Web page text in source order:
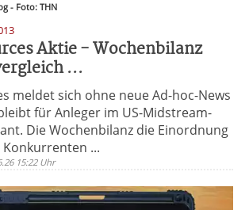
- Foto: THN
Aktie - Wochenbilanz
...
meldet sich ohne neue Ad-hoc-News
für Anleger im US-Midstream-
Die Wochenbilanz die Einordnung
...
15:22 Uhr